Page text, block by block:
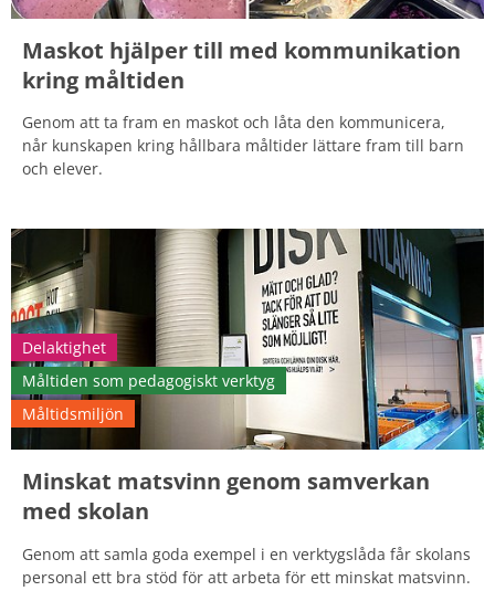
Maskot hjälper till med kommunikation
kring måltiden
Genom att ta fram en maskot och låta den kommunicera,
når kunskapen kring hållbara måltider lättare fram till barn
och elever.
Delaktighet
Måltiden som pedagogiskt verktyg
Måltidsmiljön
Minskat matsvinn genom samverkan
med skolan
Genom att samla goda exempel i en verktygslåda får skolans
personal ett bra stöd för att arbeta för ett minskat matsvinn.